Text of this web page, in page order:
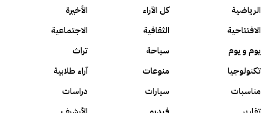
الرياضية
كل الآراء
الأخيرة
الافتتاحية
الثقافية
الاجتماعية
يوم و يوم
سياحة
تراث
تكنولوجيا
منوعات
آراء طلابية
مناسبات
سيارات
دراسات